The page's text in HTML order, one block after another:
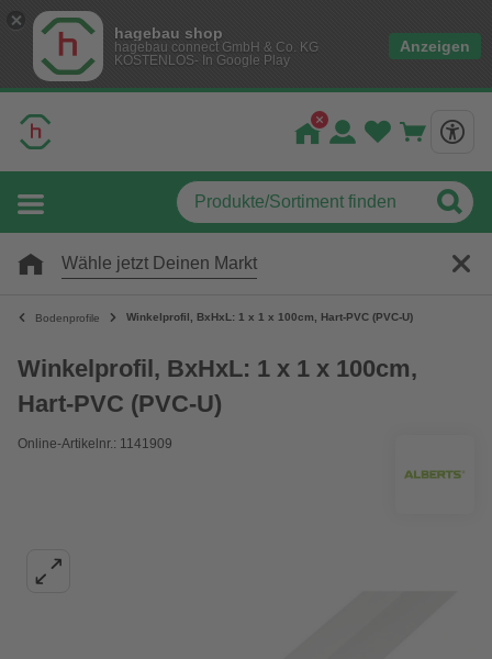
hagebau shop
hagebau connect GmbH & Co. KG
KOSTENLOS- In Google Play
Anzeigen
Wähle jetzt Deinen Markt
Bodenprofile Winkelprofil, BxHxL: 1 x 1 x 100cm, Hart-PVC (PVC-U)
Winkelprofil, BxHxL: 1 x 1 x 100cm,
Hart-PVC (PVC-U)
Online-Artikelnr.: 1141909